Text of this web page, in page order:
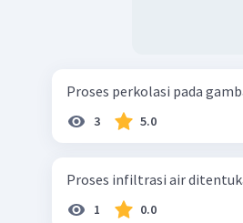
Proses perkolasi pada
3 5.0
Proses infiltrasi air
1 0.0